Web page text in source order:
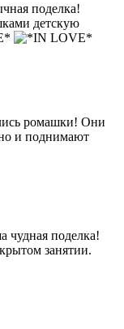
поделка!
детскую
ромашки! Они
и поднимают
чудная поделка!
занятии.